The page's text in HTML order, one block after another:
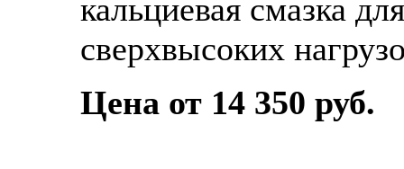
кальциевая смазка для
сверхвысоких
Цена от 14 350 руб.